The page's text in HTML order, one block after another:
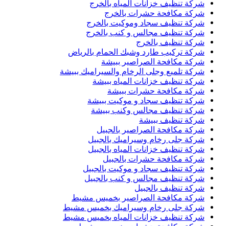
شركة تنظيف خزانات المياه بالخرج
شركة مكافحة حشرات بالخرج
شركة تنظيف سجاد وموكيت بالخرج
شركة تنظيف مجالس و كنب بالخرج
شركة تنظيف بالخرج
شركة تركيب طارد وشبك الحمام بالرياض
شركة مكافحة الصراصير ببيشة
شركة تلميع وجلى الرخام والسيراميك ببيشة
شركة تنظيف خزانات المياه ببيشة
شركة مكافحة حشرات ببيشة
شركة تنظيف سجاد و موكيت ببيشة
شركة تنظيف مجالس وكنب ببيشة
شركة تنظيف ببيشة
شركة مكافحة الصراصير بالجبيل
شركة جلى رخام وسيراميك بالجبيل
شركة تنظيف خزانات المياه بالجبيل
شركة مكافحة حشرات بالجبيل
شركة تنظيف سجاد و موكيت بالجبيل
شركة تنظيف مجالس و كنب بالجبيل
شركة تنظيف بالجبيل
شركة مكافحة الصراصير بخميس مشيط
شركة جلى رخام وسيراميك بخميس مشيط
شركة تنظيف خزانات المياه بخميس مشيط